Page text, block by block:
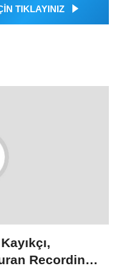
TIKLAYINIZ
Recording